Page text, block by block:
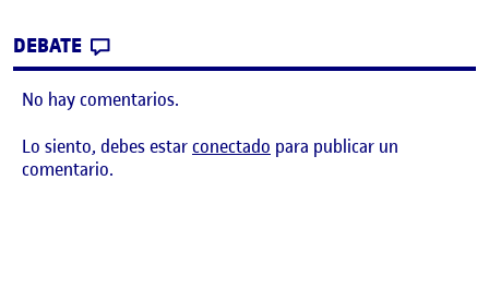
DEBATE
No hay comentarios.
Lo siento, debes estarconectado para publicar un
comentario.